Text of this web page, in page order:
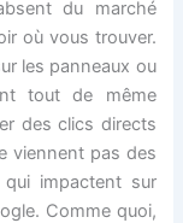
du marché
où vous trouver.
les panneaux ou
tout de même
des clics directs
viennent pas des
impactent sur
Comme quoi,